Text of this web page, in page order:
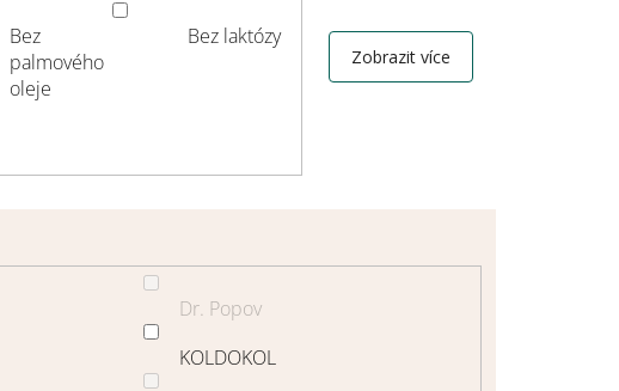
Dr. Popov
KOLDOKOL
Zobrazit více
Bez
palmového
oleje
Bez laktózy